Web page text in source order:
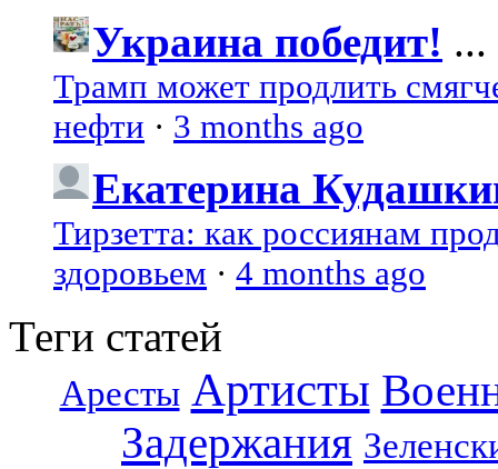
Украина победит! ...
Трамп может продлить
нефти · 3 months ago
Екатерина
Тирзетта: как россиянам
здоровьем · 4 months ago
Теги статей
Аресты Артисты
Задержания